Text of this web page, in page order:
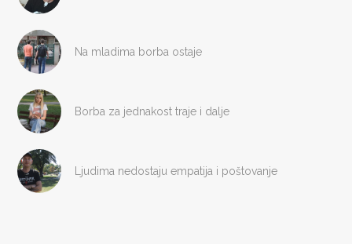
Na mladima borba ostaje
Borba za jednakost traje i dalje
Ljudima nedostaju empatija i poštovanje